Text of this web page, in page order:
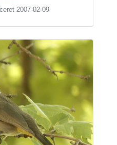
2007-02-09